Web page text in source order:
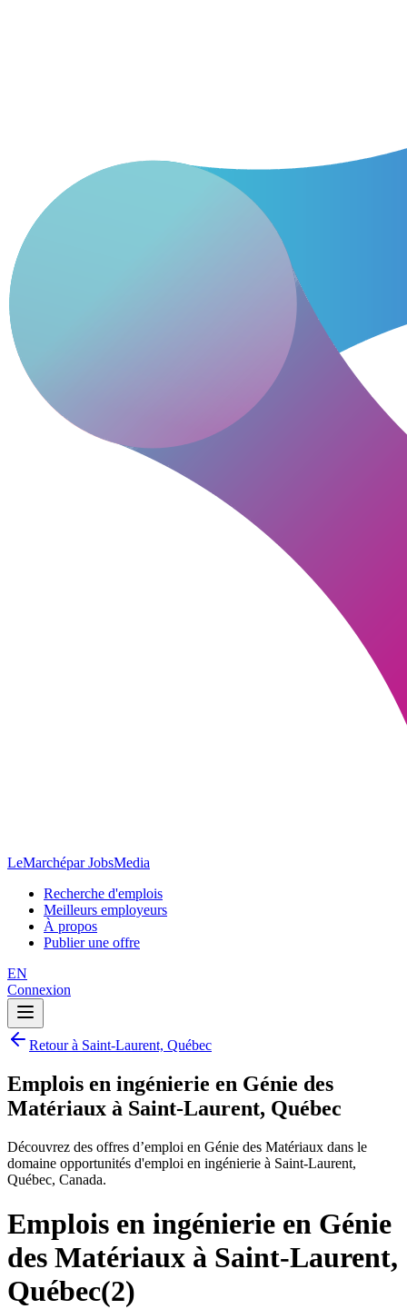
LeMarchépar JobsMedia
Recherche d'emplois
Meilleurs employeurs
À propos
Publier une offre
EN
Connexion
Retour à Saint-Laurent, Québec
Emplois en ingénierie en Génie des
Matériaux à Saint-Laurent, Québec
Découvrez des offres d’emploi en Génie des Matériaux dans le
domaine opportunités d'emploi en ingénierie à Saint-Laurent,
Québec, Canada.
Emplois en ingénierie en Génie
des Matériaux à Saint-Laurent,
Québec(2)